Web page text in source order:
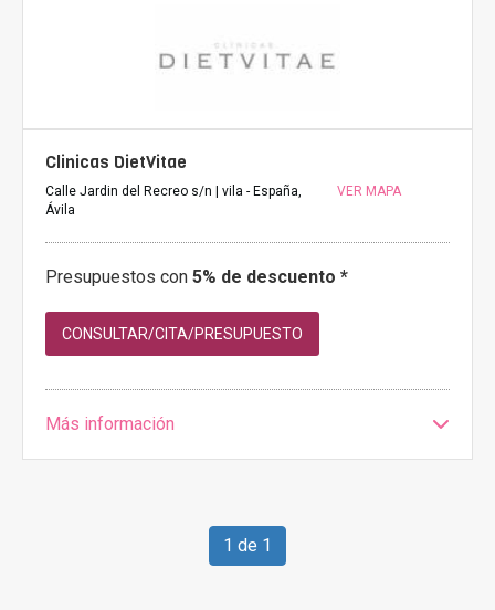
Clinicas DietVitae
Calle Jardin del Recreo s/n | vila - España,
Ávila
VER MAPA
Presupuestos con 5% de descuento *
CONSULTAR/CITA/PRESUPUESTO
Más información
1 de 1